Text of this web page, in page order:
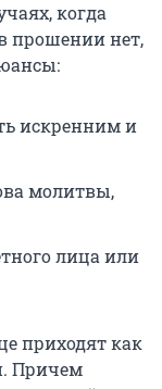
когда
прошении нет,
искренним и
молитвы,
лица или
приходят как
Причем